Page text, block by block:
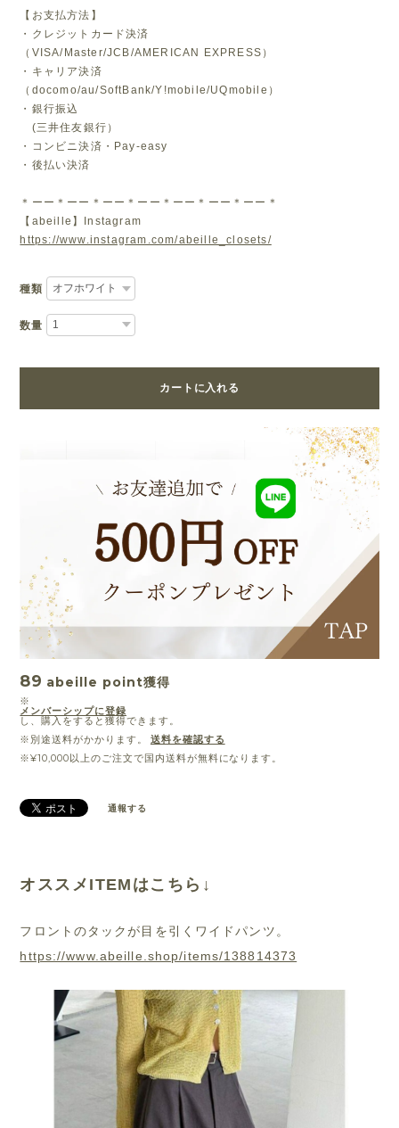
【お支払方法】
・クレジットカード決済
（VISA/Master/JCB/AMERICAN EXPRESS）
・キャリア決済
（docomo/au/SoftBank/Y!mobile/UQmobile）
・銀行振込
(三井住友銀行）
・コンビニ決済・Pay-easy
・後払い決済
＊ーー＊ーー＊ーー＊ーー＊ーー＊ーー＊ーー＊
【abeille】Instagram
https://www.instagram.com/abeille_closets/
種類
数量
カートに入れる
89 abeille point獲得
※
メンバーシップに登録
し、購入をすると獲得できます。
※別途送料がかかります。
送料を確認する
※¥10,000以上のご注文で国内送料が無料になります。
通報する
オススメITEMはこちら↓
フロントのタックが目を引くワイドパンツ。
https://www.abeille.shop/items/138814373